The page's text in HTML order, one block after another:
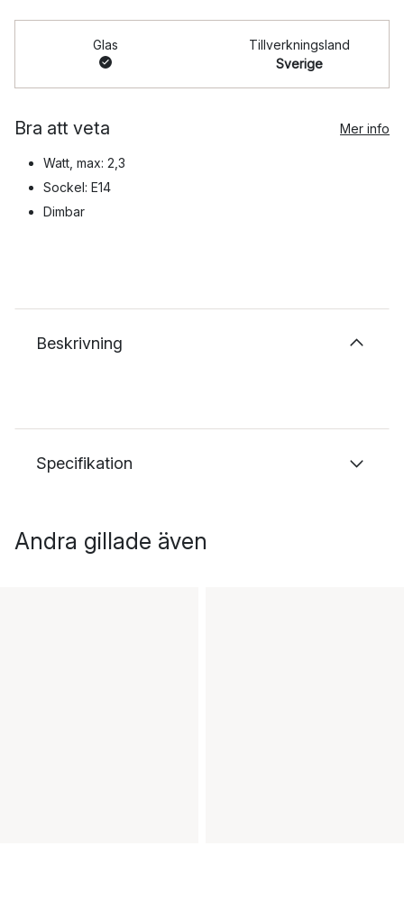
Glas
Tillverkningsland
Sverige
Bra att veta Mer info
Watt, max: 2,3
Sockel: E14
Dimbar
Beskrivning
Specifikation
Andra gillade även